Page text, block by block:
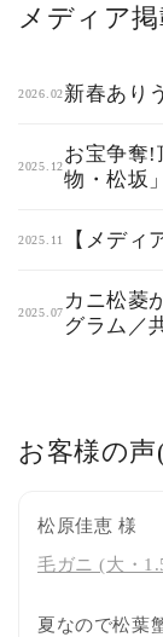
メディア
2026.02新春あり
2025.12
お宝争奪!
物・松坂
2025.11 【メデ
2025.07
カニ松菱
グラム／
お客様の
松原佳恵 様
毛ガニ (大・
夏なので松葉